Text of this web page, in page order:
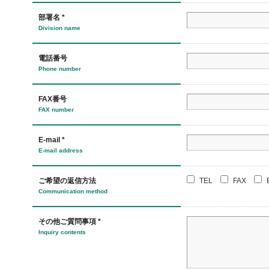
部署名 *
Division name
電話番号
Phone number
FAX番号
FAX number
E-mail *
E-mail address
ご希望の返信方法
Communication method
TEL FAX
その他ご質問事項 *
Inquiry contents